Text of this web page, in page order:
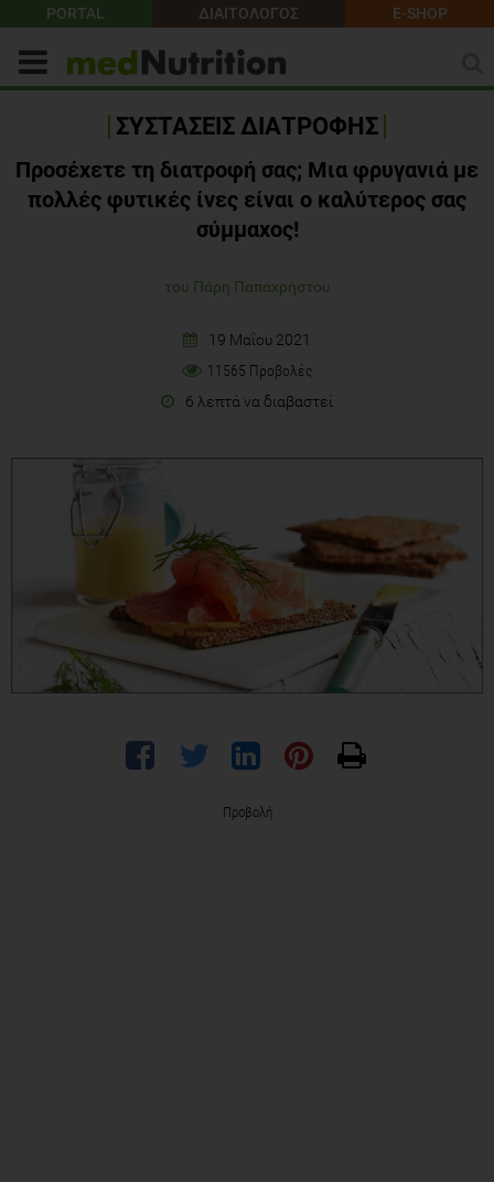
PORTAL ΔΙΑΙΤΟΛΟΓΟΣ E-SHOP
ΣΥΣΤΑΣΕΙΣ ΔΙΑΤΡΟΦΗΣ
Προσέχετε τη διατροφή σας; Μια φρυγανιά με
πολλές φυτικές ίνες είναι ο καλύτερος σας
σύμμαχος!
του Πάρη Παπαχρήστου
19 Μαΐου 2021
11565 Προβολές
6 λεπτά να διαβαστεί
Προβολή